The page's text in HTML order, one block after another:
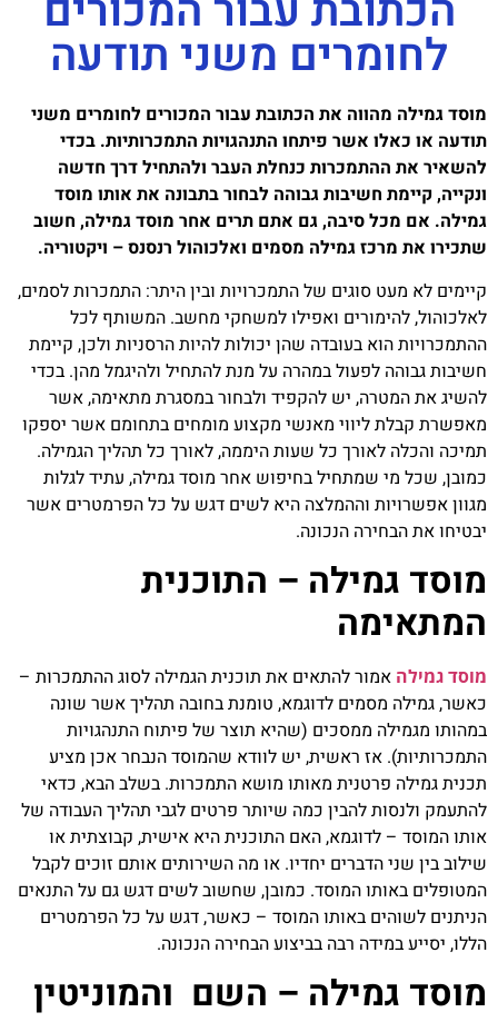
לחומרים משני תודעה
מוסד גמילה מהווה את הכתובת עבור המכורים לחומרים משני
תודעה או כאלו אשר פיתחו התנהגויות התמכרותיות. בכדי
להשאיר את ההתמכרות כנחלת העבר ולהתחיל דרך חדשה
ונקייה, קיימת חשיבות גבוהה לבחור בתבונה את אותו מוסד
גמילה. אם מכל סיבה, גם אתם תרים אחר מוסד גמילה, חשוב
שתכירו את מרכז גמילה מסמים ואלכוהול רנסנס – ויקטוריה.
קיימים לא מעט סוגים של התמכרויות ובין היתר: התמכרות לסמים,
לאלכוהול, להימורים ואפילו למשחקי מחשב. המשותף לכל
ההתמכרויות הוא בעובדה שהן יכולות להיות הרסניות ולכן, קיימת
חשיבות גבוהה לפעול במהרה על מנת להתחיל ולהיגמל מהן. בכדי
להשיג את המטרה, יש להקפיד ולבחור במסגרת מתאימה, אשר
מאפשרת קבלת ליווי מאנשי מקצוע מומחים בתחומם אשר יספקו
תמיכה והכלה לאורך כל שעות היממה, לאורך כל תהליך הגמילה.
כמובן, שכל מי שמתחיל בחיפוש אחר מוסד גמילה, עתיד לגלות
מגוון אפשרויות וההמלצה היא לשים דגש על כל הפרמטרים אשר
יבטיחו את הבחירה הנכונה.
מוסד גמילה – התוכנית
המתאימה
מוסד גמילה אמור להתאים את תוכנית הגמילה לסוג ההתמכרות –
כאשר, גמילה מסמים לדוגמא, טומנת בחובה תהליך אשר שונה
במהותו מגמילה ממסכים (שהיא תוצר של פיתוח התנהגויות
התמכרותיות). אז ראשית, יש לוודא שהמוסד הנבחר אכן מציע
תכנית גמילה פרטנית מאותו מושא התמכרות. בשלב הבא, כדאי
להתעמק ולנסות להבין כמה שיותר פרטים לגבי תהליך העבודה של
אותו המוסד – לדוגמא, האם התוכנית היא אישית, קבוצתית או
שילוב בין שני הדברים יחדיו. או מה השירותים אותם זוכים לקבל
המטופלים באותו המוסד. כמובן, שחשוב לשים דגש גם על התנאים
הניתנים לשוהים באותו המוסד – כאשר, דגש על כל הפרמטרים
הללו, יסייע במידה רבה בביצוע הבחירה הנכונה.
מוסד גמילה – השם והמוניטין